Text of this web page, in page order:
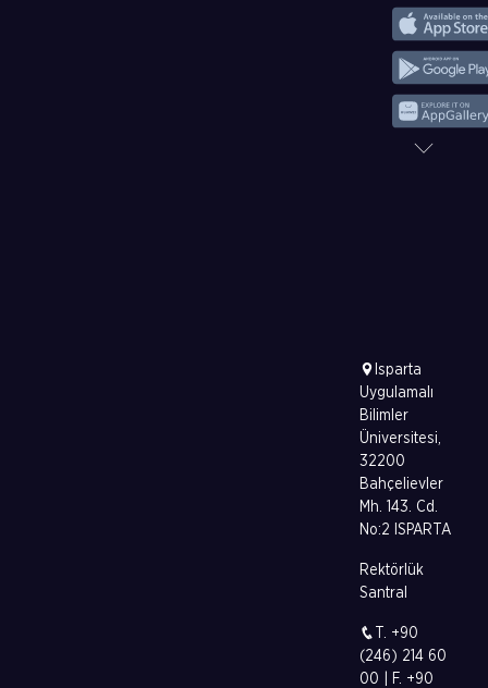
Isparta
Uygulamalı
Bilimler
Üniversitesi,
32200
Bahçelievler
Mh. 143. Cd.
No:2 ISPARTA
Rektörlük
Santral
T. +90
(246) 214 60
00 | F. +90